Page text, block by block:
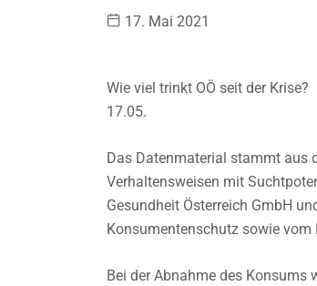
17. Mai 2021
Wie viel trinkt OÖ seit der Krise?
17.05.
Das Datenmaterial stammt aus
Verhaltensweisen mit
Gesundheit Österreich GmbH
Konsumentenschutz sowie
Bei der Abnahme des Konsums